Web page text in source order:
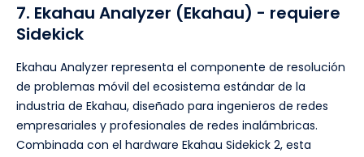
7. Ekahau Analyzer (Ekahau) - requiere
Sidekick
Ekahau Analyzer representa el componente de resolución
de problemas móvil del ecosistema estándar de la
industria de Ekahau, diseñado para ingenieros de redes
empresariales y profesionales de redes inalámbricas.
Combinada con el hardware Ekahau Sidekick 2, esta